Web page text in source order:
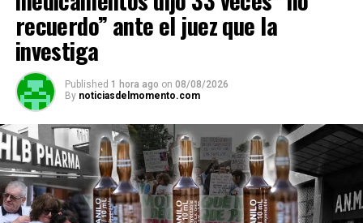
recuerdo” ante el juez que la
investiga
Published 1 hora ago on 08/08/2026
By noticiasdelmomento.com